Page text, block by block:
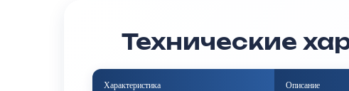
Технические
Характеристика Описание